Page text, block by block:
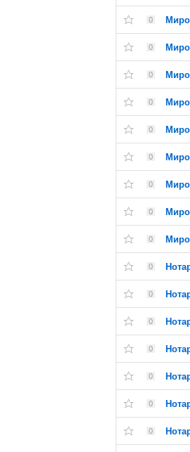
0
0
0
0
0
0
0
0
0
0
0
0
0
0
0
0